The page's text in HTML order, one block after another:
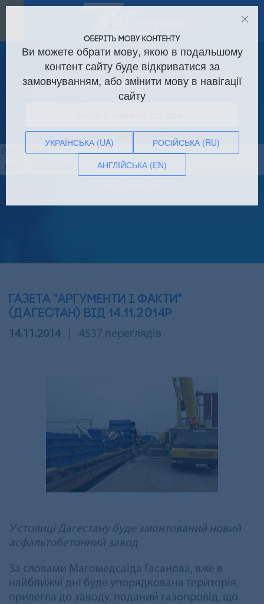
Офіційний сайт ПрАТ «Кредмаш»
Оренда виробничих площ!
ЗАМОВИТИ ЗВОРОТНІЙ ЗВ’ЯЗОК
ГАЗЕТА "АРГУМЕНТИ І ФАКТИ"
(ДАГЕСТАН) ВІД 14.11.2014Р
14.11.2014 4537 переглядів
У столиці Дагестану буде змонтований новий
асфальтобетонний завод
За словами Магомедсаіда Гасанова, вже в
найближчі дні буде упорядкована територія,
прилегла до заводу, поданий газопровід, що
ОБЕРІТЬ МОВУ КОНТЕНТУ
Ви можете обрати мову, якою в подальшому
контент сайту буде відкриватися за
замовчуванням, або змінити мову в навігації
сайту
УКРАЇНСЬКА (UA)
РОСІЙСЬКА (RU)
АНГЛІЙСЬКА (EN)